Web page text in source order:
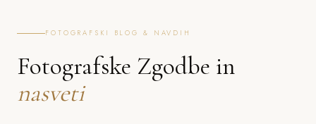
FOTOGRAFSKI BLOG & NAVDIH
Fotografske Zgodbe in
nasveti